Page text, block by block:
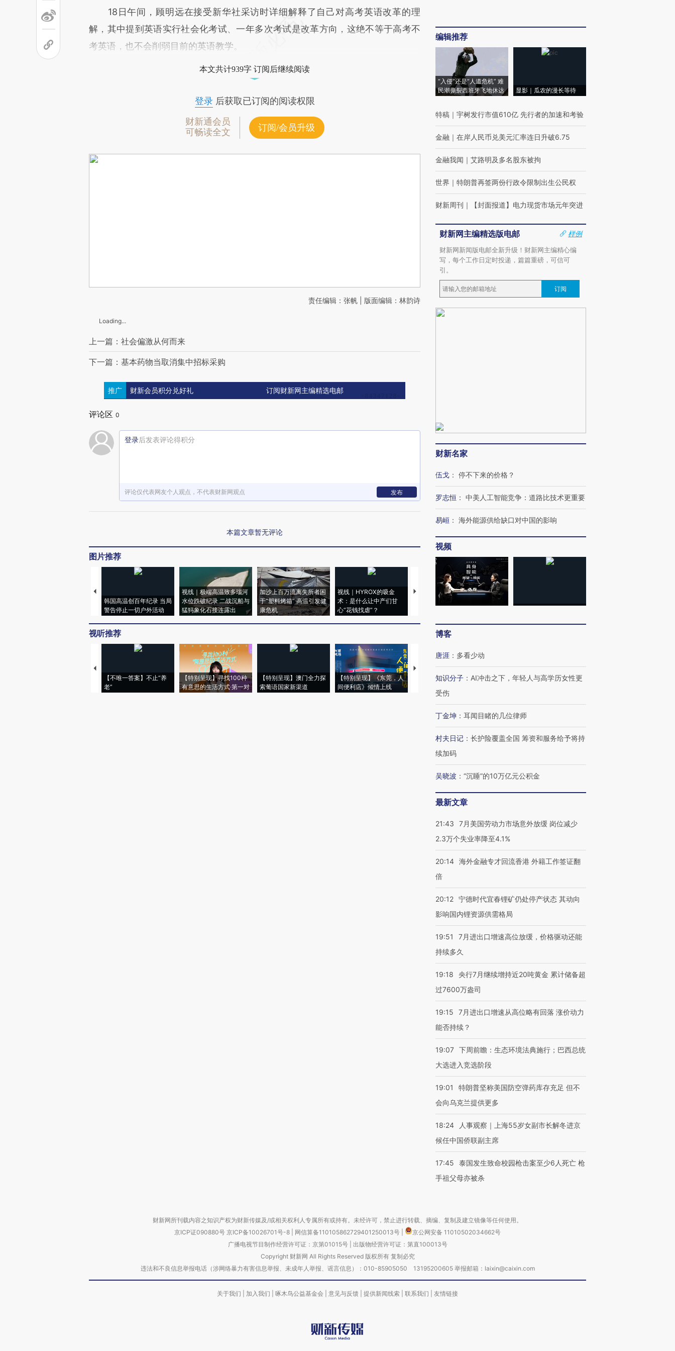
18日午间，顾明远在接受新华社采访时详细解释了自己对高考英语改革的理
解，其中提到英语实行社会化考试、一年多次考试是改革方向，这绝不等于高考不
考英语，也不会削弱目前的英语教学。
本文共计939字 订阅后继续阅读
登录后获取已订阅的阅读权限
财新通会员
可畅读全文
订阅/会员升级
责任编辑：张帆 | 版面编辑：林韵诗
Loading...
上一篇：社会偏激从何而来
下一篇：基本药物当取消集中招标采购
推广 财新会员积分兑好礼 订阅财新网主编精选电邮
评论区 0
登录后发表评论得积分
评论仅代表网友个人观点，不代表财新网观点 发布
本篇文章暂无评论
图片推荐
韩国高温创百年纪录 当局
警告停止一切户外活动
视线｜极端高温致多瑙河
水位跌破纪录 二战沉船与
猛犸象化石接连露出
加沙上百万流离失所者困
于“塑料烤箱” 高温引发健
康危机
视线｜HYROX的吸金
术：是什么让中产们甘
心“花钱找虐”？
马航飞行员跨国走私7万
粒摇头丸 尿检体内含3种
视线｜被称为“蟑螂”的印
度Z世代 用街头抗争将教
视听推荐
【不唯一答案】不止“养
老”
【特别呈现】寻找100种
有意思的生活方式·第一对
【特别呈现】澳门全力探
索葡语国家新渠道
【特别呈现】《东莞，人
间便利店》倾情上线
【推广】走进第四届链博
会，让数智科技“链”接产
【特别呈现】寻找100种
【商旅对话】华住集团
CFO：不靠规模取胜，华
编辑推荐
“入侵”还是“人道危机” 难
民潮撕裂西班牙飞地休达
显影｜瓜农的漫长等待
特稿 ｜ 宇树发行市值610亿 先行者的加速和考验
金融 ｜ 在岸人民币兑美元汇率连日升破6.75
金融我闻 ｜ 艾路明及多名股东被拘
世界 ｜ 特朗普再签两份行政令限制出生公民权
财新周刊 ｜ 【封面报道】电力现货市场元年突进
财新网主编精选版电邮
样例
财新网新闻版电邮全新升级！财新网主编精心编
写，每个工作日定时投递，篇篇重磅，可信可
引。
订阅
财新名家
伍戈 ： 停不下来的价格？
罗志恒 ： 中美人工智能竞争：道路比技术更重要
易峘 ： 海外能源供给缺口对中国的影响
视频
博客
唐涯 ： 多看少动
知识分子 ： AI冲击之下，年轻人与高学历女性更
受伤
丁金坤 ： 耳闻目睹的几位律师
村夫日记 ： 长护险覆盖全国 筹资和服务给予将持
续加码
吴晓波 ： “沉睡”的10万亿元公积金
最新文章
21:43
7月美国劳动力市场意外放缓 岗位减少
2.3万个失业率降至4.1%
20:14 海外金融专才回流香港 外籍工作签证翻
倍
20:12 宁德时代宜春锂矿仍处停产状态 其动向
影响国内锂资源供需格局
19:51
7月进出口增速高位放缓，价格驱动还能
持续多久
19:18
央行7月继续增持近20吨黄金 累计储备超
过7600万盎司
19:15
7月进出口增速从高位略有回落 涨价动力
能否持续？
19:07 下周前瞻：生态环境法典施行；巴西总统
大选进入竞选阶段
19:01
特朗普坚称美国防空弹药库存充足 但不
会向乌克兰提供更多
18:24
人事观察｜上海55岁女副市长解冬进京
候任中国侨联副主席
17:45
泰国发生致命校园枪击案至少6人死亡 枪
手祖父母亦被杀
财新网所刊载内容之知识产权为财新传媒及/或相关权利人专属所有或持有。未经许可，禁止进行转载、摘编、复制及建立镜像等任何使用。
京ICP证090880号 京ICP备10026701号-8 网信算备110105862729401250013号
京公网安备 11010502034662号
广播电视节目制作经营许可证：京第01015号| 出版物经营许可证：第直100013号
Copyright 财新网 All Rights Reserved 版权所有 复制必究
违法和不良信息举报电话（涉网络暴力有害信息举报、未成年人举报、谣言信息）：010-85905050 13195200605 举报邮箱：laixin@caixin.com
关于我们 加入我们 啄木鸟公益基金会 意见与反馈 提供新闻线索 联系我们 友情链接